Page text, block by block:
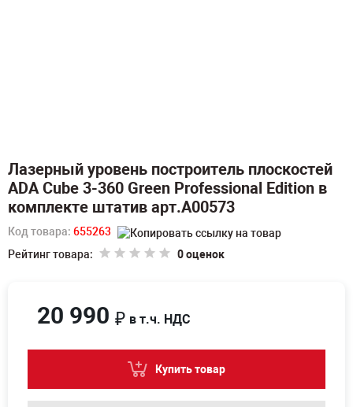
Лазерный уровень построитель плоскостей
ADA Cube 3-360 Green Professional Edition в
комплекте штатив арт.А00573
Код товара: 655263
Рейтинг товара:
0 оценок
20 990 ₽ в т.ч. НДС
Купить товар